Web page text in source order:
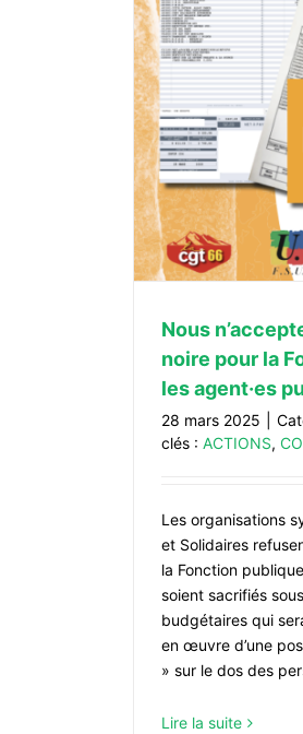
Nous
noire pour la
les agent·es
28 mars 2025
clés : ACTIONS,
Les organisations
et Solidaires
la Fonction
soient sacrifiés
budgétaires qui
en œuvre d’une
» sur le dos des
Lire la suiteViolences